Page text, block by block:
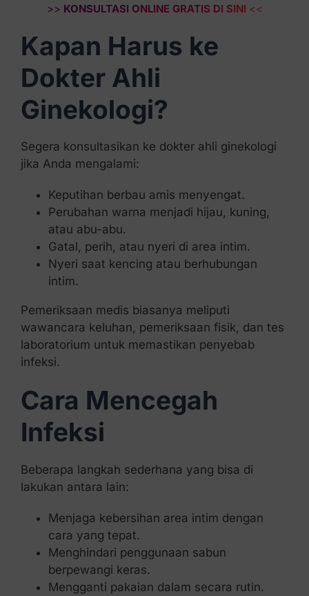
>> KONSULTASI ONLINE GRATIS DI SINI <<
Kapan Harus ke
Dokter Ahli
Ginekologi?
Segera konsultasikan ke dokter ahli ginekologi
jika Anda mengalami:
Keputihan berbau amis menyengat.
Perubahan warna menjadi hijau, kuning,
atau abu-abu.
Gatal, perih, atau nyeri di area intim.
Nyeri saat kencing atau berhubungan
intim.
Pemeriksaan medis biasanya meliputi
wawancara keluhan, pemeriksaan fisik, dan tes
laboratorium untuk memastikan penyebab
infeksi.
Cara Mencegah
Infeksi
Beberapa langkah sederhana yang bisa di
lakukan antara lain:
Menjaga kebersihan area intim dengan
cara yang tepat.
Menghindari penggunaan sabun
berpewangi keras.
Mengganti pakaian dalam secara rutin.